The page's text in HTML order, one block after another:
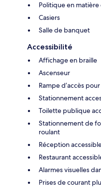
Politique en
Casiers
Salle de banquet
Accessibilité
Affichage en braille
Ascenseur
Rampe d’accès
Stationnement
Toilette publique
Stationnement de
roulant
Réception
Restaurant
Alarmes visuelles
Prises de courant